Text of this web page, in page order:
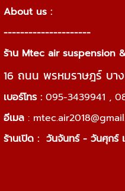
About us :
---------------------
ร้าน Mtec air suspension
16 ถนน พรหมราษฎร์ บา
เบอร์โทร : 095-3439941 ,
อีเมล :
ร้านเปิด : วันจันทร์ - วันศุกร์